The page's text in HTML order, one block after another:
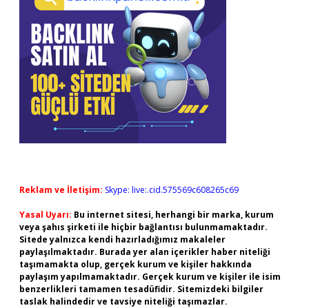
Reklam ve İletişim: Skype: live:.cid.575569c608265c69
Yasal Uyarı: Bu internet sitesi, herhangi bir marka, kurum
veya şahıs şirketi ile hiçbir bağlantısı bulunmamaktadır.
Sitede yalnızca kendi hazırladığımız makaleler
paylaşılmaktadır. Burada yer alan içerikler haber niteliği
taşımamakta olup, gerçek kurum ve kişiler hakkında
paylaşım yapılmamaktadır. Gerçek kurum ve kişiler ile isim
benzerlikleri tamamen tesadüfidir. Sitemizdeki bilgiler
taslak halindedir ve tavsiye niteliği taşımazlar.